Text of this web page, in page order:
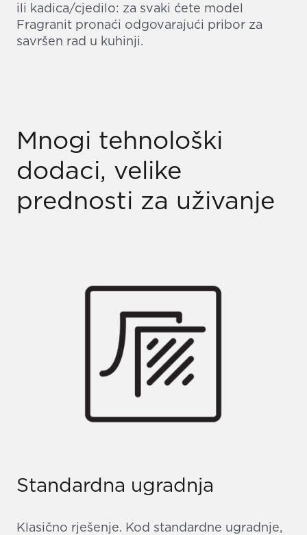
ili kadica/cjedilo: za svaki ćete model
Fragranit pronaći odgovarajući pribor za
savršen rad u kuhinji.
Mnogi tehnološki
dodaci, velike
prednosti za uživanje
Standardna ugradnja
Klasično rješenje. Kod standardne ugradnje,